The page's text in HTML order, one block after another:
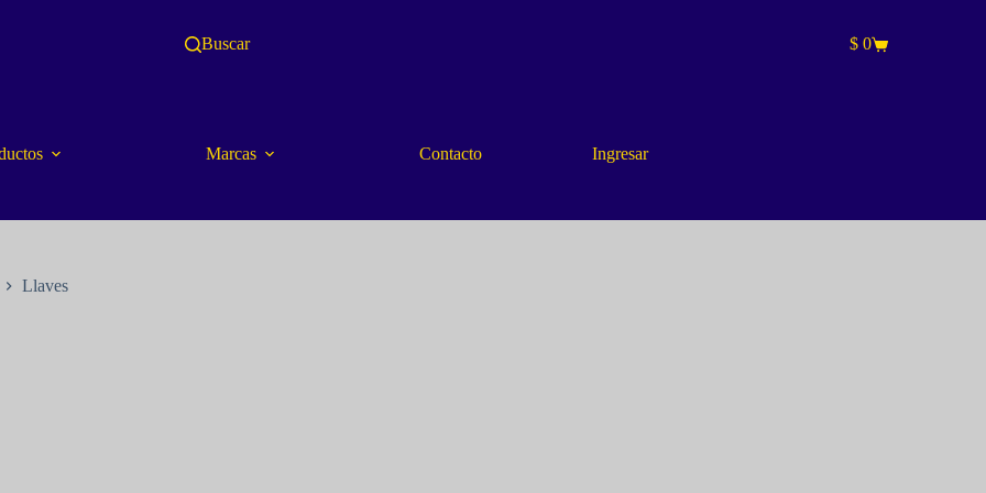
Buscar
Carro
$ 0
Marcas Contacto Ingresar
Llaves